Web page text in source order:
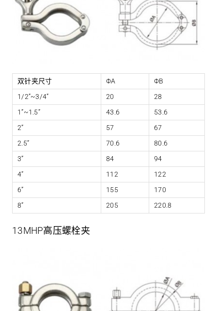
双针夹尺寸 ΦA
ΦB
1/2”~3/4”
20
28
1”~1.5”
43.6
53.6
2”
57
67
2.5”
70.6
80.6
3”
84
94
4”
112
122
6”
155
170
8”
205 220.8
13MHP高压螺栓夹